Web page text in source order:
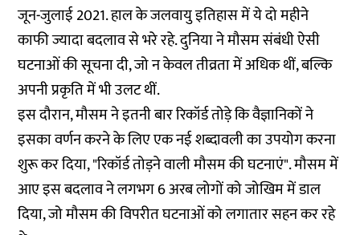
जून-जुलाई 2021. हाल के जलवायु इतिहास में ये दो महीने
काफी ज्यादा बदलाव से भरे रहे. दुनिया ने मौसम संबंधी ऐसी
घटनाओं की सूचना दी, जो न केवल तीव्रता में अधिक थीं, बल्कि
अपनी प्रकृति में भी उलट थीं.
इस दौरान, मौसम ने इतनी बार रिकॉर्ड तोड़े कि वैज्ञानिकों ने
इसका वर्णन करने के लिए एक नई शब्दावली का उपयोग करना
शुरू कर दिया, "रिकॉर्ड तोड़ने वाली मौसम की घटनाएं". मौसम में
आए इस बदलाव ने लगभग 6 अरब लोगों को जोखिम में डाल
दिया, जोमौसम की विपरीत घटनाओंको लगातार सहन कर रहे